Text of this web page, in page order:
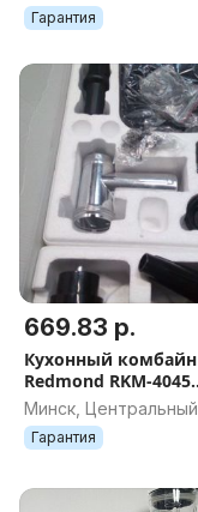
Гарантия
669.83 р.
Кухонный комбайн
Redmond RKM-4045
(черный
Минск, Центральный
Гарантия